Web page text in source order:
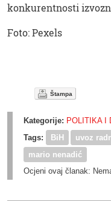
konkurentnosti
Foto: Pexels
Štampa
Kategorije: POLITIKA I
Tags:
BiH uvoz
mario nenadić
Ocjeni ovaj članak: